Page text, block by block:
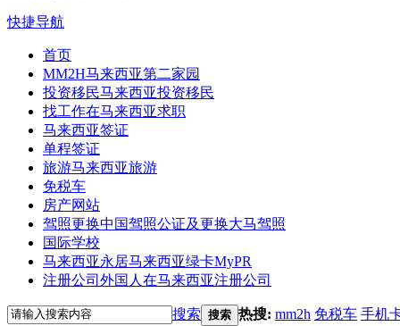
快捷导航
首页
MM2H马来西亚第二家园
投资移民马来西亚投资移民
找工作在马来西亚求职
马来西亚签证
单程签证
旅游马来西亚旅游
免税车
房产网站
驾照更换中国驾照公证及更换大马驾照
国际学校
马来西亚永居马来西亚绿卡MyPR
注册公司 外国人在马来西亚注册公司
搜索 搜索 热搜: mm2h 免税车 手机